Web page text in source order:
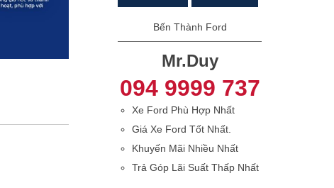
Bến Thành Ford
Mr.Duy
094 9999 737
Xe Ford Phù Hợp Nhất
Giá Xe Ford Tốt Nhất.
Khuyến Mãi Nhiều Nhất
Trả Góp Lãi Suất Thấp Nhất